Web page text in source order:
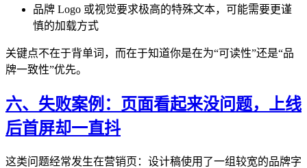
品牌 Logo 或视觉要求极高的特殊文本，可能需要更谨
慎的加载方式
关键点不在于背单词，而在于知道你是在为“可读性”还是“品
牌一致性”优先。
六、失败案例：页面看起来没问题，上线
后首屏却一直抖
这类问题经常发生在营销页：设计稿使用了一组较宽的品牌字